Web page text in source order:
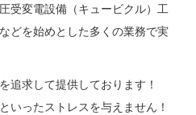
受変電設備（キュービクル）工
どを始めとした多くの業務で実
追求して提供しております！
いったストレスを与えません！